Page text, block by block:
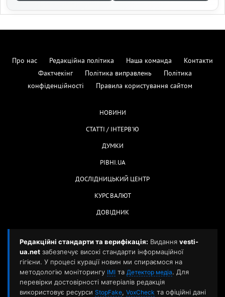
Про нас Редакційна політика Наша команда
Контакти
Фактчекінг
Політика виправлень
Політика
конфіденційності
Правила користування сайтом
НОВИНИ
СТАТТІ / ІНТЕРВ'Ю
ДУМКИ
РІВНІ.UA
ДОСЛІДНИЦЬКИЙ ЦЕНТР
КУРС ВАЛЮТ
ДОВІДНИК
Редакційні стандарти та верифікація: Видання vesti-
ua.net забезпечує високі стандарти інформаційної
гігієни. У процесі курації новин ми спираємося на
методологію моніторингу ІМІ та Детектор медіа. Для
перевірки достовірності матеріалів редакція
використовує ресурси StopFake, VoxCheck та офіційні дані